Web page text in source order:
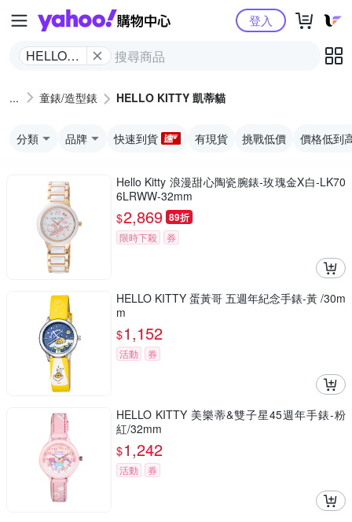
Yahoo購物中心
HELLO
蒂貓
登入
童錶/造型錶 HELLO KITTY 凱蒂貓
分類 品牌 快速到貨 有現貨 挑戰低價 價格低到
Hello Kitty 浪漫甜心陶瓷腕錶-玫瑰金X白-LK70
6LRWW-32mm
$2,869 89折
限時下殺 券
HELLO KITTY 蛋黃哥 五週年紀念手錶-黃 /30m
m
$1,152
活動 券
HELLO KITTY 美樂蒂&雙子星45週年手錶-粉
紅/32mm
$1,242
活動 券